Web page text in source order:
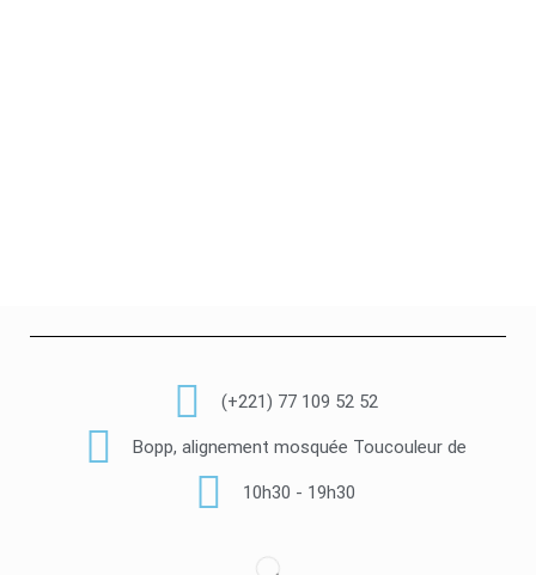
(+221) 77 109 52 52
Bopp, alignement mosquée Toucouleur de
10h30 - 19h30